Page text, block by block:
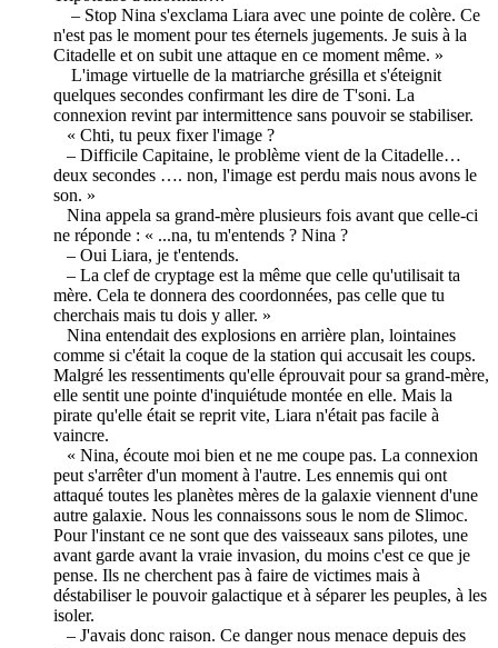
– Stop Nina s'exclama Liara avec une pointe de colère. Ce
n'est pas le moment pour tes éternels jugements. Je suis à la
Citadelle et on subit une attaque en ce moment même. »
L'image virtuelle de la matriarche grésilla et s'éteignit
quelques secondes confirmant les dire de T'soni. La
connexion revint par intermittence sans pouvoir se stabiliser.
« Chti, tu peux fixer l'image ?
– Difficile Capitaine, le problème vient de la Citadelle…
deux secondes …. non, l'image est perdu mais nous avons le
son. »
Nina appela sa grand-mère plusieurs fois avant que celle-ci
ne réponde : « ...na, tu m'entends ? Nina ?
– Oui Liara, je t'entends.
– La clef de cryptage est la même que celle qu'utilisait ta
mère. Cela te donnera des coordonnées, pas celle que tu
cherchais mais tu dois y aller. »
Nina entendait des explosions en arrière plan, lointaines
comme si c'était la coque de la station qui accusait les coups.
Malgré les ressentiments qu'elle éprouvait pour sa grand-mère,
elle sentit une pointe d'inquiétude montée en elle. Mais la
pirate qu'elle était se reprit vite, Liara n'était pas facile à
vaincre.
« Nina, écoute moi bien et ne me coupe pas. La connexion
peut s'arrêter d'un moment à l'autre. Les ennemis qui ont
attaqué toutes les planètes mères de la galaxie viennent d'une
autre galaxie. Nous les connaissons sous le nom de Slimoc.
Pour l'instant ce ne sont que des vaisseaux sans pilotes, une
avant garde avant la vraie invasion, du moins c'est ce que je
pense. Ils ne cherchent pas à faire de victimes mais à
déstabiliser le pouvoir galactique et à séparer les peuples, à les
isoler.
– J'avais donc raison. Ce danger nous menace depuis des